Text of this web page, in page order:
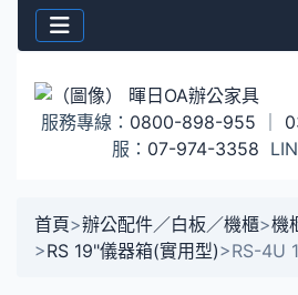
服務專線： 0800-898-955
服： 07-974-3358
首頁>辦公配件／白板／機櫃>機
>RS 19"儀器箱(實用型)>RS-4U